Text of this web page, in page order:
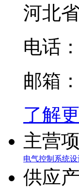
河北
电话
邮箱
了解
主营
电气控制系统
供应